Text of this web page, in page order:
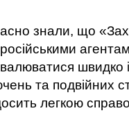
знали, що
швидко
та подвійних
легкою